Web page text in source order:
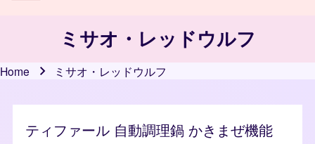
ミサオ・レッドウルフ
Home ミサオ・レッドウルフ
ティファール 自動調理鍋 かきまぜ機能